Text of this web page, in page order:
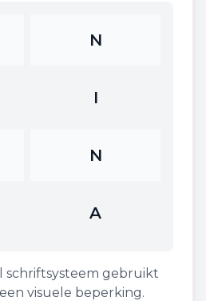
N
I
N
A
schriftsysteem gebruikt
visuele beperking.